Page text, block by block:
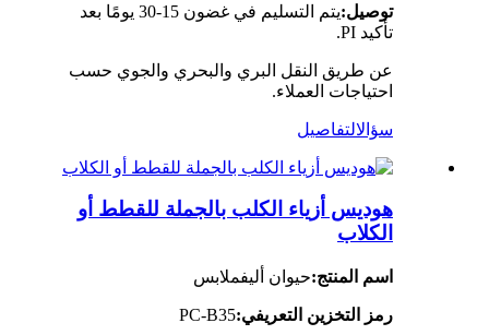
توصيل:
يتم التسليم في غضون 15-30 يومًا بعد
تأكيد PI.
عن طريق النقل البري والبحري والجوي حسب
احتياجات العملاء.
سؤالالتفاصيل
هوديس أزياء الكلب بالجملة للقطط أو
الكلاب
اسم المنتج:حيوان أليفملابس
رمز التخزين التعريفي:PC-B35